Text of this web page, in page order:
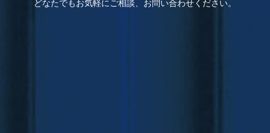
どなたでもお気軽にご相談、お問い合わせください。